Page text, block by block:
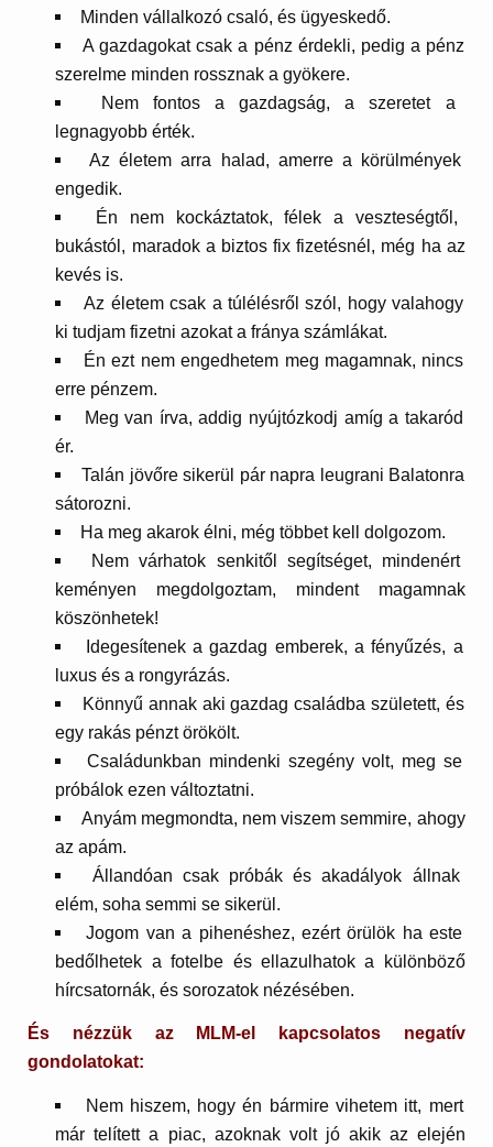
Minden vállalkozó csaló, és ügyeskedő.
A gazdagokat csak a pénz érdekli, pedig a pénz
szerelme minden rossznak a gyökere.
Nem fontos a gazdagság, a szeretet a
legnagyobb érték.
Az életem arra halad, amerre a körülmények
engedik.
Én nem kockáztatok, félek a veszteségtől,
bukástól, maradok a biztos fix fizetésnél, még ha az
kevés is.
Az életem csak a túlélésről szól, hogy valahogy
ki tudjam fizetni azokat a fránya számlákat.
Én ezt nem engedhetem meg magamnak, nincs
erre pénzem.
Meg van írva, addig nyújtózkodj amíg a takaród
ér.
Talán jövőre sikerül pár napra leugrani Balatonra
sátorozni.
Ha meg akarok élni, még többet kell dolgozom.
Nem várhatok senkitől segítséget, mindenért
keményen megdolgoztam, mindent magamnak
köszönhetek!
Idegesítenek a gazdag emberek, a fényűzés, a
luxus és a rongyrázás.
Könnyű annak aki gazdag családba született, és
egy rakás pénzt örökölt.
Családunkban mindenki szegény volt, meg se
próbálok ezen változtatni.
Anyám megmondta, nem viszem semmire, ahogy
az apám.
Állandóan csak próbák és akadályok állnak
elém, soha semmi se sikerül.
Jogom van a pihenéshez, ezért örülök ha este
bedőlhetek a fotelbe és ellazulhatok a különböző
hírcsatornák, és sorozatok nézésében.
És nézzük az MLM-el kapcsolatos negatív
gondolatokat:
Nem hiszem, hogy én bármire vihetem itt, mert
már telített a piac, azoknak volt jó akik az elején